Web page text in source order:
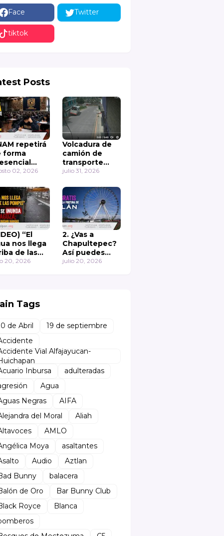
Face Twitter
tiktok
Posts
repetirá
forma
de
de
02, 2026
Volcadura de
camión de
transporte
público en
Mateo
julio 31, 2026
“El
nos llega
de las
Otra
en Los
20, 2026
2. ¿Vas a
Chapultepec?
Así puedes
subir gratis a la
julio 20, 2026
Tags
de Abril
19 de septiembre
Vial Alfajayucan-
Inbursa
adulteradas
Agua
Negras
AIFA
del Moral
Aliah
AMLO
Moya
asaltantes
Audio
Aztlan
Bunny
balacera
de Oro
Bar Bunny Club
Royce
Blanca